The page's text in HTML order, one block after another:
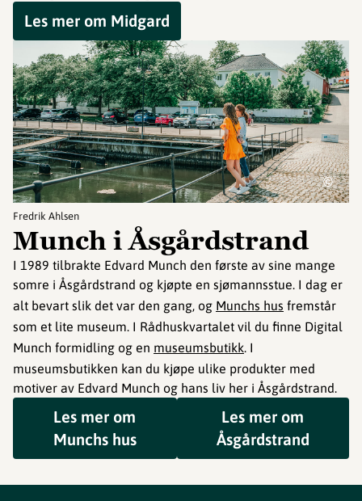
Les mer om Midgard
©
Fredrik Ahlsen
Munch i Åsgårdstrand
I 1989 tilbrakte Edvard Munch den første av sine mange
somre i Åsgårdstrand og kjøpte en sjømannsstue. I dag er
alt bevart slik det var den gang, og Munchs hus fremstår
som et lite museum. I Rådhuskvartalet vil du finne Digital
Munch formidling og en museumsbutikk. I
museumsbutikken kan du kjøpe ulike produkter med
motiver av Edvard Munch og hans liv her i Åsgårdstrand.
Les mer om
Munchs hus
Les mer om
Åsgårdstrand